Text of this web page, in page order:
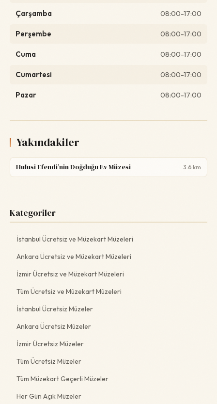
Çarşamba 08:00-17:00
Perşembe 08:00-17:00
Cuma 08:00-17:00
Cumartesi 08:00-17:00
Pazar 08:00-17:00
Yakındakiler
Hulusi Efendi’nin Doğduğu Ev Müzesi 3.6 km
Kategoriler
İstanbul Ücretsiz ve Müzekart Müzeleri
Ankara Ücretsiz ve Müzekart Müzeleri
İzmir Ücretsiz ve Müzekart Müzeleri
Tüm Ücretsiz ve Müzekart Müzeleri
İstanbul Ücretsiz Müzeler
Ankara Ücretsiz Müzeler
İzmir Ücretsiz Müzeler
Tüm Ücretsiz Müzeler
Tüm Müzekart Geçerli Müzeler
Her Gün Açık Müzeler